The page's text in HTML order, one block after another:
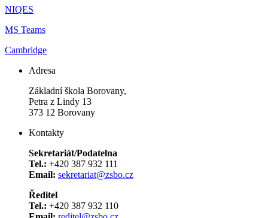
NIQES
MS Teams
Cambridge
Adresa
Základní škola Borovany,
Petra z Lindy 13
373 12 Borovany
Kontakty
Sekretariát/Podatelna
Tel.: +420 387 932 111
Email: sekretariat@zsbo.cz
Ředitel
Tel.: +420 387 932 110